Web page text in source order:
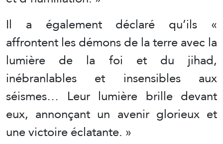
Il a également déclaré qu’ils «
affrontent les démons de la terre avec la
lumière de la foi et du jihad,
inébranlables et insensibles aux
séismes… Leur lumière brille devant
eux, annonçant un avenir glorieux et
une victoire éclatante. »